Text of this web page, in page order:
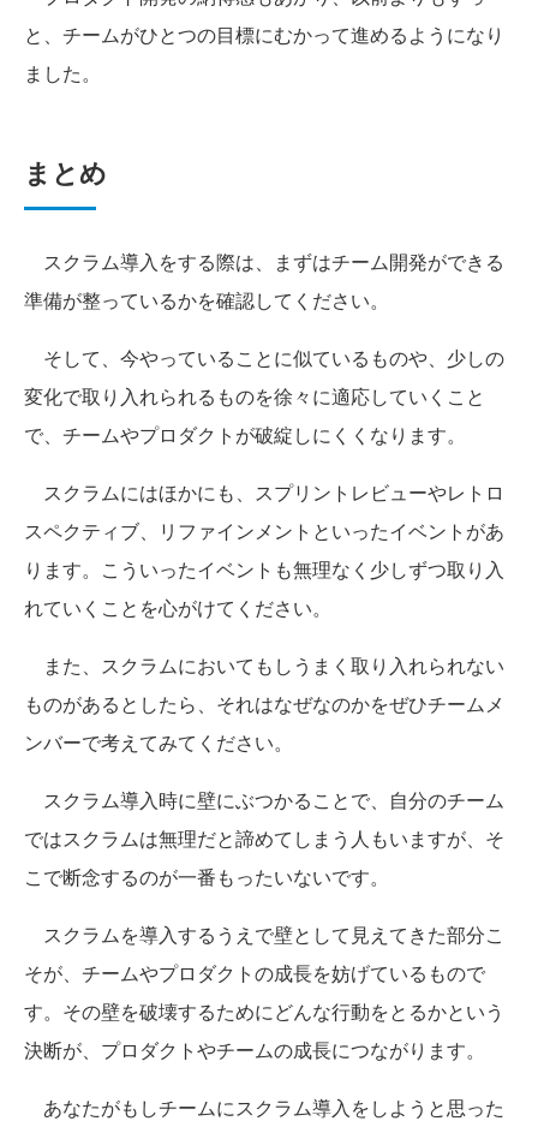
と、チームがひとつの目標にむかって進めるようになり
ました。
まとめ
スクラム導入をする際は、まずはチーム開発ができる
準備が整っているかを確認してください。
そして、今やっていることに似ているものや、少しの
変化で取り入れられるものを徐々に適応していくこと
で、チームやプロダクトが破綻しにくくなります。
スクラムにはほかにも、スプリントレビューやレトロ
スペクティブ、リファインメントといったイベントがあ
ります。こういったイベントも無理なく少しずつ取り入
れていくことを心がけてください。
また、スクラムにおいてもしうまく取り入れられない
ものがあるとしたら、それはなぜなのかをぜひチームメ
ンバーで考えてみてください。
スクラム導入時に壁にぶつかることで、自分のチーム
ではスクラムは無理だと諦めてしまう人もいますが、そ
こで断念するのが一番もったいないです。
スクラムを導入するうえで壁として見えてきた部分こ
そが、チームやプロダクトの成長を妨げているもので
す。その壁を破壊するためにどんな行動をとるかという
決断が、プロダクトやチームの成長につながります。
あなたがもしチームにスクラム導入をしようと思った